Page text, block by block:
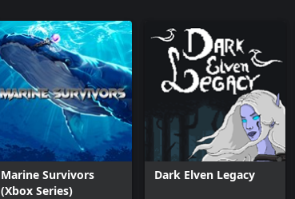
Marine Survivors
(Xbox Series)
Dark Elven Legacy